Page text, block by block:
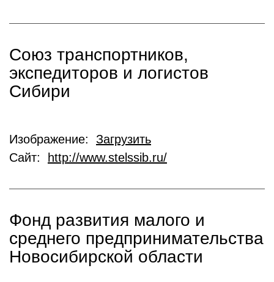
Союз транспортников,
экспедиторов и логистов
Сибири
Изображение: Загрузить
Сайт:
http://www.stelssib.ru/
Фонд развития малого и
среднего предпринимательства
Новосибирской области